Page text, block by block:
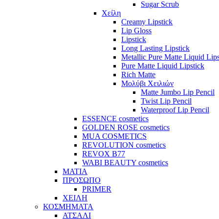
Sugar Scrub
Χείλη
Creamy Lipstick
Lip Gloss
Lipstick
Long Lasting Lipstick
Metallic Pure Matte Liquid
Pure Matte Liquid Lipstick
Rich Matte
Μολύβι Χειλιών
Matte Jumbo Lip Pencil
Twist Lip Pencil
Waterproof Lip Pencil
ESSENCE cosmetics
GOLDEN ROSE cosmetics
MUA COSMETICS
REVOLUTION cosmetics
REVOX B77
WABI BEAUTY cosmetics
ΜΑΤΙΑ
ΠΡΟΣΩΠΟ
PRIMER
ΧΕΙΛΗ
ΚΟΣΜΗΜΑΤΑ
ΑΤΣΑΛΙ